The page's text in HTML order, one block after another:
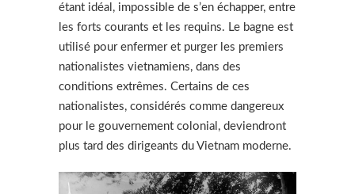
étant idéal, impossible de s’en échapper, entre
les forts courants et les requins. Le bagne est
utilisé pour enfermer et purger les premiers
nationalistes vietnamiens, dans des
conditions extrêmes. Certains de ces
nationalistes, considérés comme dangereux
pour le gouvernement colonial, deviendront
plus tard des dirigeants du Vietnam moderne.